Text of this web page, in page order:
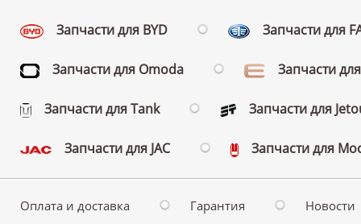
Запчасти для BYD Запчасти для
Запчасти для Omoda Запчасти
Запчасти для Tank Запчасти для
Запчасти для JAC Запчасти для
Оплата и доставка Гарантия Новости